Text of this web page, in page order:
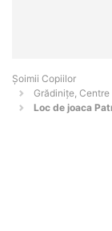
Șoimii Copiilor
Grădinițe,
Loc de joaca